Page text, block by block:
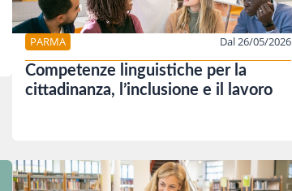
PARMA Dal 26/05/2026
Competenze linguistiche per la
cittadinanza, l’inclusione e il lavoro